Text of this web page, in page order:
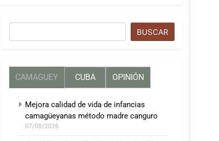
BUSCAR
CAMAGUEY CUBA OPINIÓN
Mejora calidad de vida de infancias
camagüeyanas método madre canguro
07/08/2026